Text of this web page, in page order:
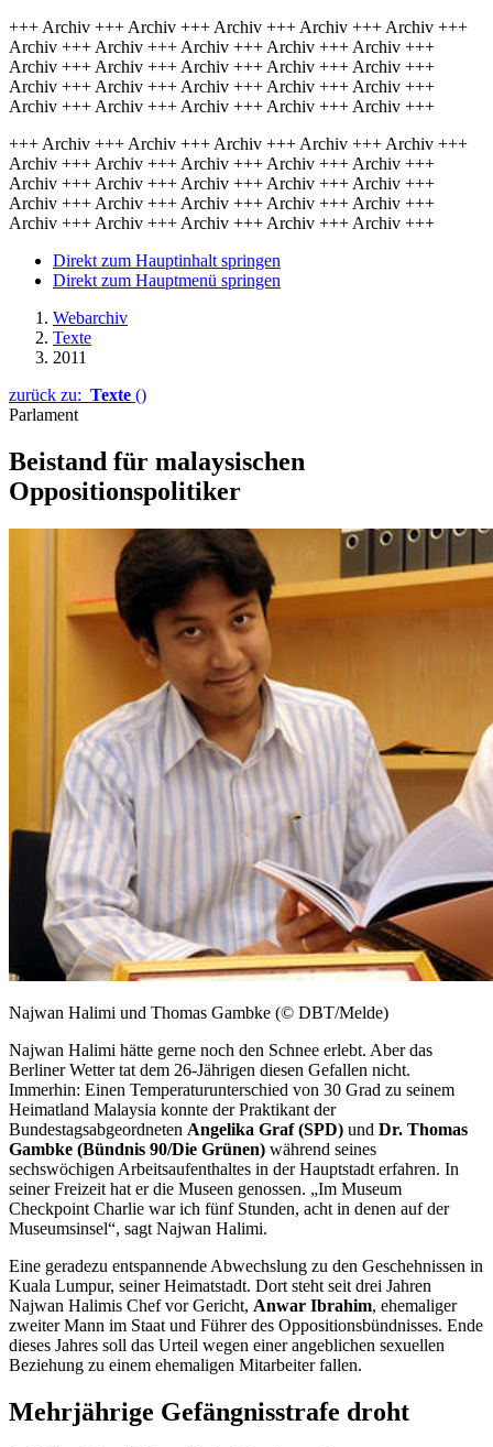
+++ Archiv +++ Archiv +++ Archiv +++ Archiv +++ Archiv +++
Archiv +++ Archiv +++ Archiv +++ Archiv +++ Archiv +++
Archiv +++ Archiv +++ Archiv +++ Archiv +++ Archiv +++
Archiv +++ Archiv +++ Archiv +++ Archiv +++ Archiv +++
Archiv +++ Archiv +++ Archiv +++ Archiv +++ Archiv +++
+++ Archiv +++ Archiv +++ Archiv +++ Archiv +++ Archiv +++
Archiv +++ Archiv +++ Archiv +++ Archiv +++ Archiv +++
Archiv +++ Archiv +++ Archiv +++ Archiv +++ Archiv +++
Archiv +++ Archiv +++ Archiv +++ Archiv +++ Archiv +++
Archiv +++ Archiv +++ Archiv +++ Archiv +++ Archiv +++
Direkt zum Hauptinhalt springen
Direkt zum Hauptmenü springen
Webarchiv
Texte
2011
zurück zu: Texte ()
Parlament
Beistand für malaysischen
Oppositionspolitiker
Najwan Halimi und Thomas Gambke (© DBT/Melde)
Najwan Halimi hätte gerne noch den Schnee erlebt. Aber das
Berliner Wetter tat dem 26-Jährigen diesen Gefallen nicht.
Immerhin: Einen Temperaturunterschied von 30 Grad zu seinem
Heimatland Malaysia konnte der Praktikant der
Bundestagsabgeordneten Angelika Graf (SPD) und Dr. Thomas
Gambke (Bündnis 90/Die Grünen) während seines
sechswöchigen Arbeitsaufenthaltes in der Hauptstadt erfahren. In
seiner Freizeit hat er die Museen genossen. „Im Museum
Checkpoint Charlie war ich fünf Stunden, acht in denen auf der
Museumsinsel“, sagt Najwan Halimi.
Eine geradezu entspannende Abwechslung zu den Geschehnissen in
Kuala Lumpur, seiner Heimatstadt. Dort steht seit drei Jahren
Najwan Halimis Chef vor Gericht, Anwar Ibrahim, ehemaliger
zweiter Mann im Staat und Führer des Oppositionsbündnisses. Ende
dieses Jahres soll das Urteil wegen einer angeblichen sexuellen
Beziehung zu einem ehemaligen Mitarbeiter fallen.
Mehrjährige Gefängnisstrafe droht